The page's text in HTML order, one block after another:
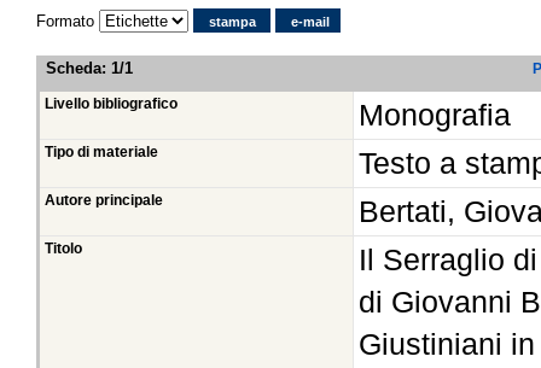
Formato stampa e-mail
Scheda: 1/1
Livello bibliografico Monografia
Tipo di materiale Testo a
Autore principale Bertati,
Titolo
Il Serraglio
di Giovanni
Giustiniani